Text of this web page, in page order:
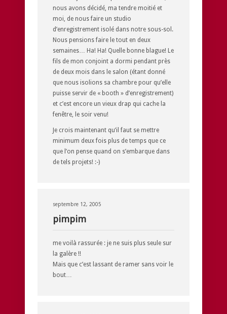
nous avons décidé, ma tendre moitié et
moi, de nous faire un studio
d’enregistrement isolé dans notre sous-sol.
Nous pensions faire le tout en deux
semaines… Ha! Ha! Quelle bonne blague! Le
fils de mon conjoint a dormi pendant près
de deux mois dans le salon (étant donné
que nous isolions sa chambre pour qu’elle
puisse servir de « booth » d’enregistrement)
et c’est encore un vieux drap qui cache la
fenêtre, le soir venu!
Je crois maintenant qu’il faut se mettre
minimum deux fois plus de temps que ce
que l’on pense quand on s’embarque dans
de tels projets! :-)
septembre 12, 2005
pimpim
me voilà rassurée : je ne suis plus seule sur
la galère !!
Mais que c’est lassant de ramer sans voir le
bout…